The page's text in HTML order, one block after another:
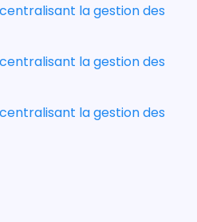
la gestion des
la gestion des
la gestion des